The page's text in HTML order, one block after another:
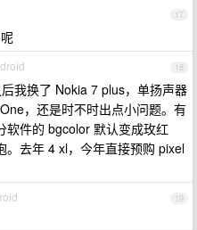
17
18
我换了 Nokia 7 plus，单扬声器
，还是时不时出点小问题。有
软件的 bgcolor 默认变成玫红
。去年 4 xl，今年直接预购 pixel
19